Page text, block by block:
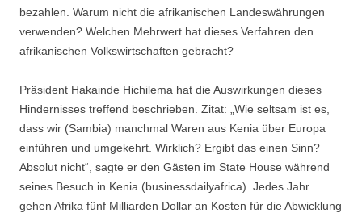
bezahlen. Warum nicht die afrikanischen Landeswährungen
verwenden? Welchen Mehrwert hat dieses Verfahren den
afrikanischen Volkswirtschaften gebracht?
Präsident Hakainde Hichilema hat die Auswirkungen dieses
Hindernisses treffend beschrieben. Zitat: „Wie seltsam ist es,
dass wir (Sambia) manchmal Waren aus Kenia über Europa
einführen und umgekehrt. Wirklich? Ergibt das einen Sinn?
Absolut nicht“, sagte er den Gästen im State House während
seines Besuch in Kenia (businessdailyafrica). Jedes Jahr
gehen Afrika fünf Milliarden Dollar an Kosten für die Abwicklung